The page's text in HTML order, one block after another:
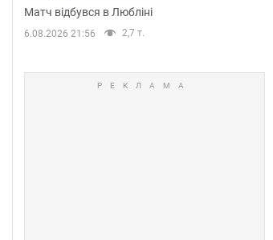
Матч відбувся в Любліні
6.08.2026 21:56 2,7 т.